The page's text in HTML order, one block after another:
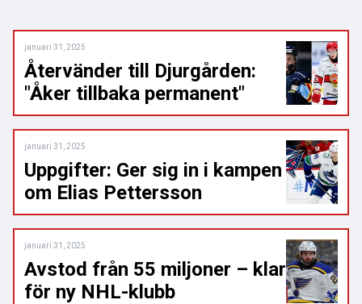
januari 31, 2025
Återvänder till Djurgården:
"Åker tillbaka permanent"
januari 31, 2025
Uppgifter: Ger sig in i kampen
om Elias Pettersson
januari 31, 2025
Avstod från 55 miljoner – klar
för ny NHL-klubb